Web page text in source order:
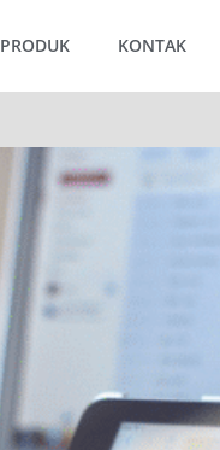
PRODUK KONTAK